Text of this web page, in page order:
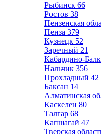
Рыбинск 66
Ростов 38
Пензенская
Пенза 379
Кузнецк 52
Заречный 21
Кабардино-
Нальчик 356
Прохладный 42
Баксан 14
Алматинская
Каскелен 80
Талгар 68
Капшагай 47
Тверская